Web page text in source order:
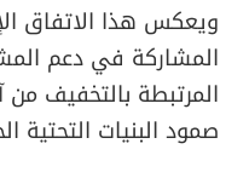
ويعكس هذا الاتفاق
المشاركة في دعم
المرتبطة بالتخفيف من
صمود البنيات التحتية